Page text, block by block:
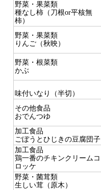
野菜・果菜類
種なし柿（刀根or平核無
柿）
野菜・果菜類
りんご（秋映）
野菜・根菜類
かぶ
味付いなり（半切）
その他食品
おでんつゆ
加工食品
ごぼうとひじきの豆腐団子
加工食品
鶏一番のチキンクリームコ
ロッケ
野菜・菌茸類
生しい茸（原木）